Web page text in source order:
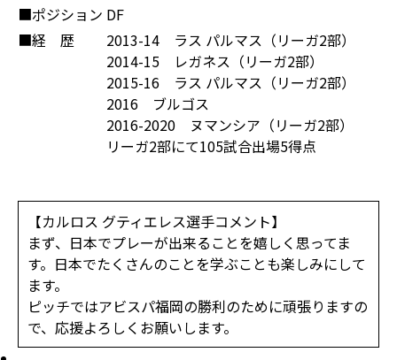
■ポジション DF
■経 歴
2013-14 ラス パルマス（リーガ2部）
2014-15 レガネス（リーガ2部）
2015-16 ラス パルマス（リーガ2部）
2016 ブルゴス
2016-2020 ヌマンシア（リーガ2部）
リーガ2部にて105試合出場5得点
【カルロス グティエレス選手コメント】
まず、日本でプレーが出来ることを嬉しく思ってま
す。日本でたくさんのことを学ぶことも楽しみにして
ます。
ピッチではアビスパ福岡の勝利のために頑張りますの
で、応援よろしくお願いします。